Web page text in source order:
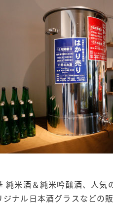
純米酒＆純米吟醸酒、人
ナル日本酒グラスなどの